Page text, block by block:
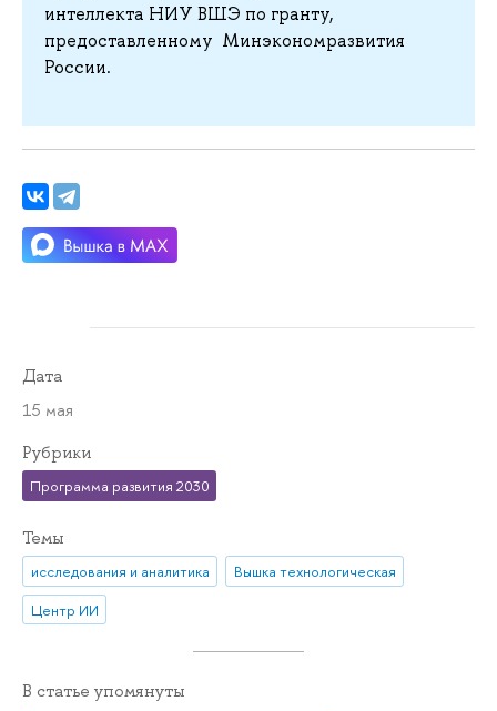
интеллекта НИУ ВШЭ по гранту,
предоставленному Минэкономразвития
России.
Дата
15 мая
Рубрики
Программа развития 2030
Темы
исследования и аналитика
Вышка технологическая
Центр ИИ
В статье упомянуты